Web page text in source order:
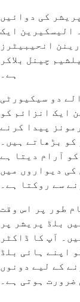
کی دوائیں
الیسکیرین ایک
انحیبیٹرز
چینل بلاکر
ہے۔
دو سیکیورٹی
ایک انزائم کو
پیدا کرنے
بڑھاتے ہیں۔
آرام دیتا ہے
کی دیواروں میں
سے روکتا ہے۔
طور پر اس وقت
بلڈ پریشر پر
آپ کا ڈاکٹر
اپنے ہائی بلڈ
کے لیے دونوں
ہوتی ہے۔